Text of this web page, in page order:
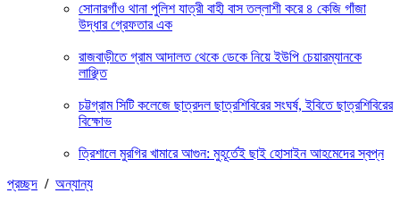
সোনারগাঁও থানা পুলিশ যাত্রী বাহী বাস তল্লাশী করে ৪ কেজি গাঁজা
উদ্ধার গ্রেফতার এক
রাজবাড়ীতে গ্রাম আদালত থেকে ডেকে নিয়ে ইউপি চেয়ারম্যানকে
লাঞ্ছিত
চট্টগ্রাম সিটি কলেজে ছাত্রদল ছাত্রশিবিরের সংঘর্ষ, ইবিতে ছাত্রশিবিরের
বিক্ষোভ
ত্রিশালে মুরগির খামারে আগুন: মুহূর্তেই ছাই হোসাইন আহমেদের স্বপ্ন
প্রচ্ছদ / অন্যান্য